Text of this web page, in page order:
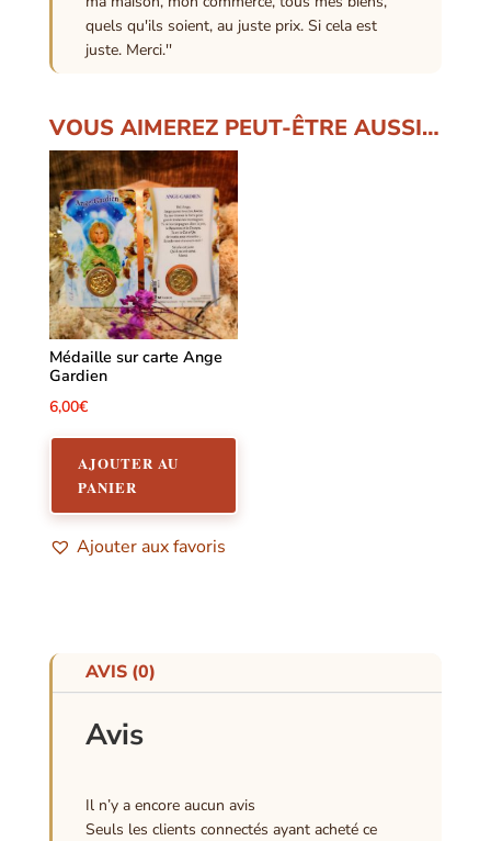
quels qu'ils soient, au juste prix. Si cela est
juste. Merci.''
VOUS AIMEREZ PEUT-ÊTRE AUSSI…
Médaille sur carte Ange
Gardien
6,00€
AJOUTER AU
PANIER
Ajouter aux favoris
AVIS (0)
Avis
Il n’y a encore aucun avis
Seuls les clients connectés ayant acheté ce